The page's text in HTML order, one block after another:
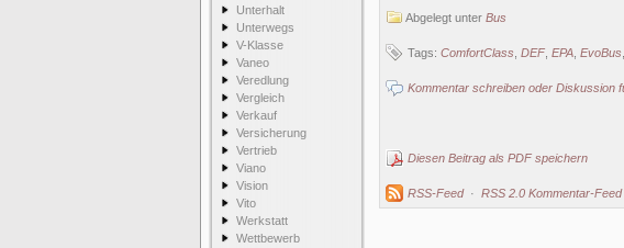
Unterhalt
Unterwegs
V-Klasse
Vaneo
Veredlung
Vergleich
Verkauf
Versicherung
Vertrieb
Viano
Vision
Vito
Werkstatt
Wettbewerb
Abgelegt unter Bus
Tags: ComfortClass DEF EPA EvoBus
Kommentar schreiben oder Diskussion
Diesen Beitrag als PDF speichern
RSS-Feed· RSS 2.0 Kommentar-Feed